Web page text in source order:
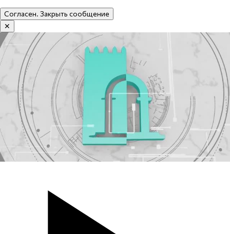
Согласен. Закрыть сообщение
✕